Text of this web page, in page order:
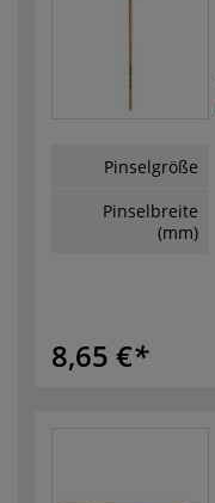
Pinselgröße
Pinselbreite
(mm)
8,65 €